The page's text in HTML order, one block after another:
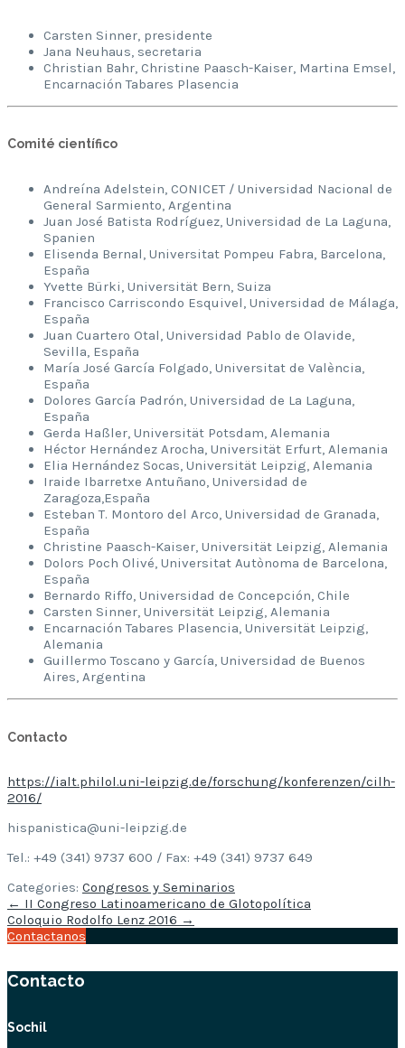
Carsten Sinner, presidente
Jana Neuhaus, secretaria
Christian Bahr, Christine Paasch-Kaiser, Martina Emsel,
Encarnación Tabares Plasencia
Comité científico
Andreína Adelstein, CONICET / Universidad Nacional de
General Sarmiento, Argentina
Juan José Batista Rodríguez, Universidad de La Laguna,
Spanien
Elisenda Bernal, Universitat Pompeu Fabra, Barcelona,
España
Yvette Bürki, Universität Bern, Suiza
Francisco Carriscondo Esquivel, Universidad de Málaga,
España
Juan Cuartero Otal, Universidad Pablo de Olavide,
Sevilla, España
María José García Folgado, Universitat de València,
España
Dolores García Padrón, Universidad de La Laguna,
España
Gerda Haßler, Universität Potsdam, Alemania
Héctor Hernández Arocha, Universität Erfurt, Alemania
Elia Hernández Socas, Universität Leipzig, Alemania
Iraide Ibarretxe Antuñano, Universidad de
Zaragoza,España
Esteban T. Montoro del Arco, Universidad de Granada,
España
Christine Paasch-Kaiser, Universität Leipzig, Alemania
Dolors Poch Olivé, Universitat Autònoma de Barcelona,
España
Bernardo Riffo, Universidad de Concepción, Chile
Carsten Sinner, Universität Leipzig, Alemania
Encarnación Tabares Plasencia, Universität Leipzig,
Alemania
Guillermo Toscano y García, Universidad de Buenos
Aires, Argentina
Contacto
https://ialt.philol.uni-leipzig.de/forschung/konferenzen/cilh-
2016/
hispanistica@uni-leipzig.de
Tel.: +49 (341) 9737 600 / Fax: +49 (341) 9737 649
Categories: Congresos y Seminarios
Post
navigation
← II Congreso Latinoamericano de Glotopolítica
Coloquio Rodolfo Lenz 2016 →
Contactanos
Contacto
Sochil